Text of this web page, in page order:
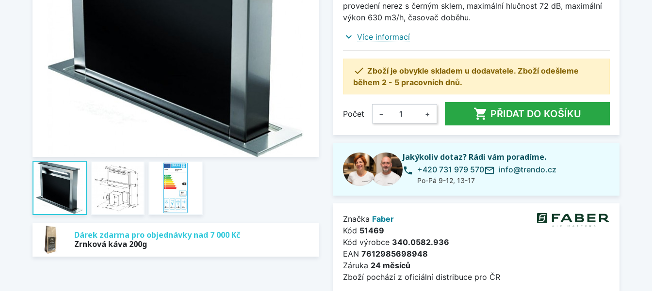
Dárek zdarma pro objednávky nad 7 000 Kč
Zrnková káva 200g
provedení nerez s černým sklem, maximální hlučnost 72 dB, maximální
výkon 630 m3/h, časovač doběhu.
expand_more Více informací
 Zboží je obvykle skladem u dodavatele. Zboží odešleme
během 2 - 5 pracovních dnů.
Počet − +  PŘIDAT DO KOŠÍKU
Jakýkoliv dotaz? Rádi vám poradíme.
phone +420 731 979 570
Po-Pá 9-12, 13-17
mail_outline info@trendo.cz
Značka Faber
Kód 51469
Kód výrobce 340.0582.936
EAN 7612985698948
Záruka 24 měsíců
Zboží pochází z oficiální distribuce pro ČR